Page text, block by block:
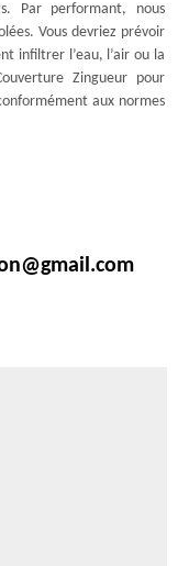
Par performant, nous
Vous devriez prévoir
infiltrer l’eau, l’air ou la
Zingueur pour
aux normes